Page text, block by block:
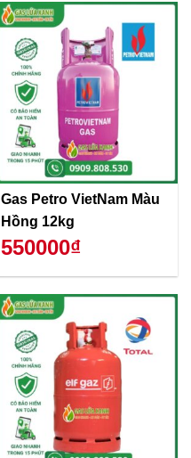
Gas Petro VietNam Màu
Hồng 12kg
550000₫